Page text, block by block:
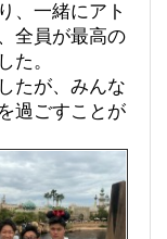
、一緒にアト
全員が最高の
た。
たが、みんな
過ごすことが